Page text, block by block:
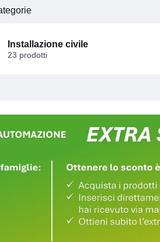
Installazione civile
23 prodotti